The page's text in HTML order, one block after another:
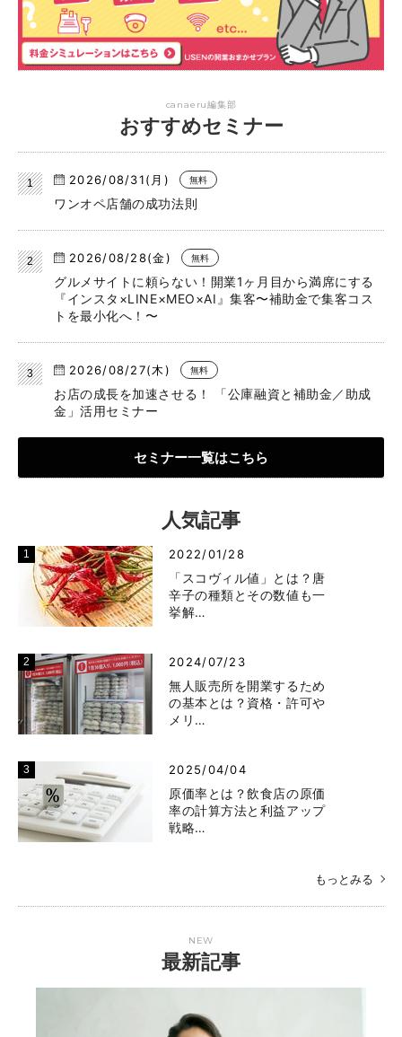
canaeru編集部
おすすめセミナー
2026/08/31(月) 無料
ワンオペ店舗の成功法則
2026/08/28(金) 無料
グルメサイトに頼らない！開業1ヶ月目から満席にする
『インスタ×LINE×MEO×AI』集客〜補助金で集客コス
トを最小化へ！〜
2026/08/27(木) 無料
お店の成長を加速させる！ 「公庫融資と補助金／助成
金」活用セミナー
セミナー一覧はこちら
人気記事
2022/01/28
「スコヴィル値」とは？唐
辛子の種類とその数値も一
挙解…
2024/07/23
無人販売所を開業するため
の基本とは？資格・許可や
メリ…
2025/04/04
原価率とは？飲食店の原価
率の計算方法と利益アップ
戦略…
もっとみる
NEW
最新記事